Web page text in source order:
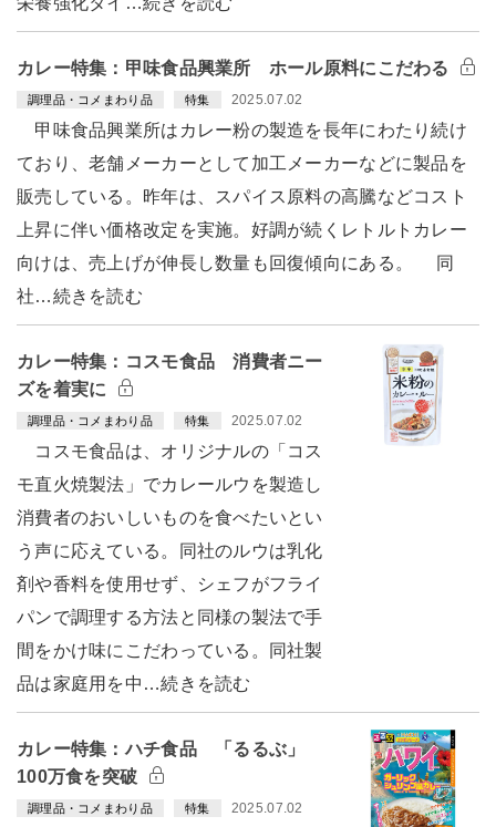
カレー特集：甲味食品興業所 ホール原料にこだわる
調理品・コメまわり品 特集 2025.07.02
甲味食品興業所はカレー粉の製造を長年にわたり続け
ており、老舗メーカーとして加工メーカーなどに製品を
販売している。昨年は、スパイス原料の高騰などコスト
上昇に伴い価格改定を実施。好調が続くレトルトカレー
向けは、売上げが伸長し数量も回復傾向にある。 同
社…続きを読む
カレー特集：コスモ食品 消費者ニー
ズを着実に
調理品・コメまわり品 特集 2025.07.02
コスモ食品は、オリジナルの「コス
モ直火焼製法」でカレールウを製造し
消費者のおいしいものを食べたいとい
う声に応えている。同社のルウは乳化
剤や香料を使用せず、シェフがフライ
パンで調理する方法と同様の製法で手
間をかけ味にこだわっている。同社製
品は家庭用を中…続きを読む
カレー特集：ハチ食品 「るるぶ」
100万食を突破
調理品・コメまわり品 特集 2025.07.02